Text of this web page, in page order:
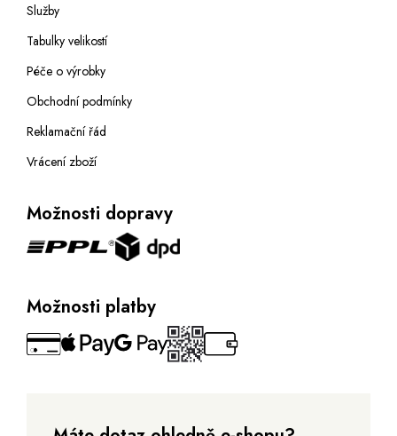
Služby
Tabulky velikostí
Péče o výrobky
Obchodní podmínky
Reklamační řád
Vrácení zboží
Možnosti dopravy
Možnosti platby